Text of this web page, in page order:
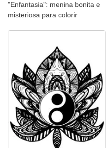
"Enfantasia": menina bonita e
misteriosa para colorir